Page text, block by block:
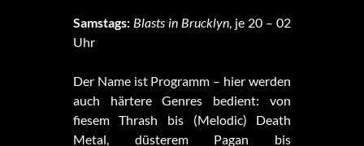
Samstags: Blasts in Brucklyn, je 20 – 02
Uhr
Der Name ist Programm – hier werden
auch härtere Genres bedient: von
fiesem Thrash bis (Melodic) Death
Metal, düsterem Pagan bis